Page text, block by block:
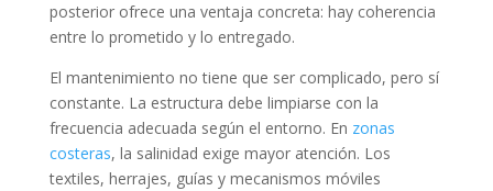
posterior ofrece una ventaja concreta: hay coherencia
entre lo prometido y lo entregado.
El mantenimiento no tiene que ser complicado, pero sí
constante. La estructura debe limpiarse con la
frecuencia adecuada según el entorno. En zonas
costeras, la salinidad exige mayor atención. Los
textiles, herrajes, guías y mecanismos móviles